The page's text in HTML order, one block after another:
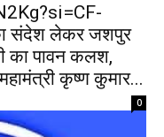
संदेश लेकर जशपुर
का पावन कलश,
कृष्ण कुमार...
0